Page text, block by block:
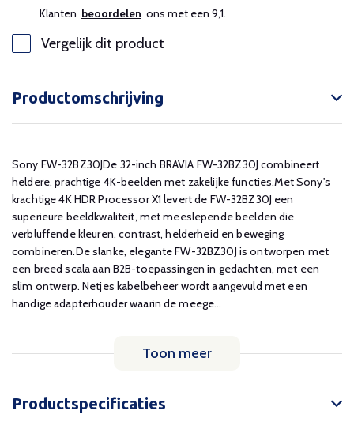
Klanten beoordelen ons met een 9,1.
Vergelijk dit product
Productomschrijving
Sony FW-32BZ30JDe 32-inch BRAVIA FW-32BZ30J combineert
heldere, prachtige 4K-beelden met zakelijke functies.Met Sony's
krachtige 4K HDR Processor X1 levert de FW-32BZ30J een
superieure beeldkwaliteit, met meeslepende beelden die
verbluffende kleuren, contrast, helderheid en beweging
combineren.De slanke, elegante FW-32BZ30J is ontworpen met
een breed scala aan B2B-toepassingen in gedachten, met een
slim ontwerp. Netjes kabelbeheer wordt aangevuld met een
handige adapterhouder waarin de meege...
Toon meer
Productspecificaties